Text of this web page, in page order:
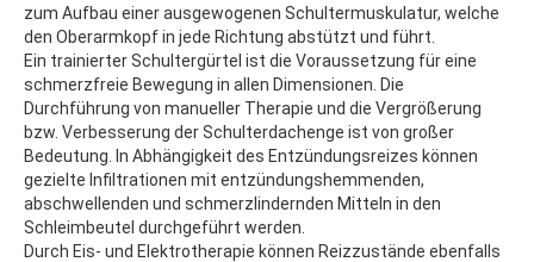
zum Aufbau einer ausgewogenen Schultermuskulatur, welche
den Oberarmkopf in jede Richtung abstützt und führt.
Ein trainierter Schultergürtel ist die Voraussetzung für eine
schmerzfreie Bewegung in allen Dimensionen. Die
Durchführung von manueller Therapie und die Vergrößerung
bzw. Verbesserung der Schulterdachenge ist von großer
Bedeutung. In Abhängigkeit des Entzündungsreizes können
gezielte Infiltrationen mit entzündungshemmenden,
abschwellenden und schmerzlindernden Mitteln in den
Schleimbeutel durchgeführt werden.
Durch Eis- und Elektrotherapie können Reizzustände ebenfalls